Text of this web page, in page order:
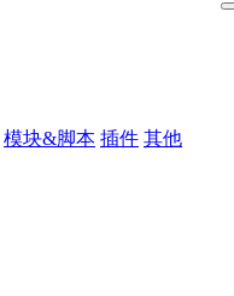
模块&脚本 插件 其他